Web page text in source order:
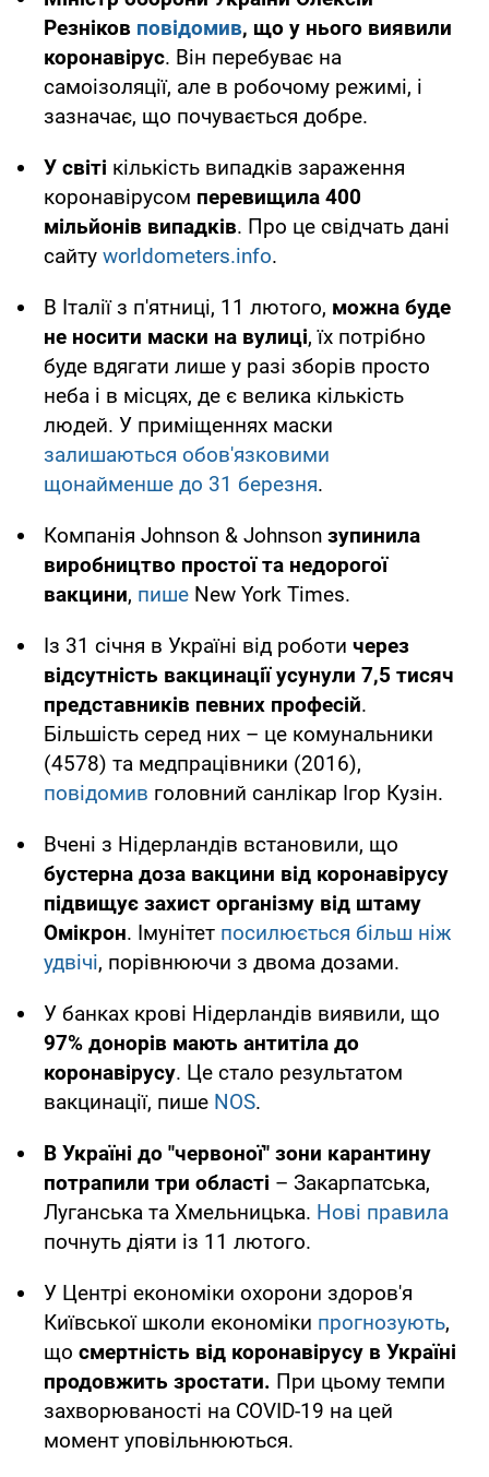
Резніков повідомив, що у нього виявили
коронавірус. Він перебуває на
самоізоляції, але в робочому режимі, і
зазначає, що почувається добре.
У світі кількість випадків зараження
коронавірусом перевищила 400
мільйонів випадків. Про це свідчать дані
сайту worldometers.info.
В Італії з п'ятниці, 11 лютого, можна буде
не носити маски на вулиці, їх потрібно
буде вдягати лише у разі зборів просто
неба і в місцях, де є велика кількість
людей. У приміщеннях маски
залишаються обов'язковими
щонайменше до 31 березня.
Компанія Johnson & Johnson зупинила
виробництво простої та недорогої
вакцини, пише New York Times.
Із 31 січня в Україні від роботи через
відсутність вакцинації усунули 7,5 тисяч
представників певних професій.
Більшість серед них – це комунальники
(4578) та медпрацівники (2016),
повідомив головний санлікар Ігор Кузін.
Вчені з Нідерландів встановили, що
бустерна доза вакцини від коронавірусу
підвищує захист організму від штаму
Омікрон. Імунітет посилюється більш ніж
удвічі, порівнюючи з двома дозами.
У банках крові Нідерландів виявили, що
97% донорів мають антитіла до
коронавірусу. Це стало результатом
вакцинації, пише NOS.
В Україні до "червоної" зони карантину
потрапили три області – Закарпатська,
Луганська та Хмельницька. Нові правила
почнуть діяти із 11 лютого.
У Центрі економіки охорони здоров'я
Київської школи економіки прогнозують,
що смертність від коронавірусу в Україні
продовжить зростати. При цьому темпи
захворюваності на COVID-19 на цей
момент уповільнюються.